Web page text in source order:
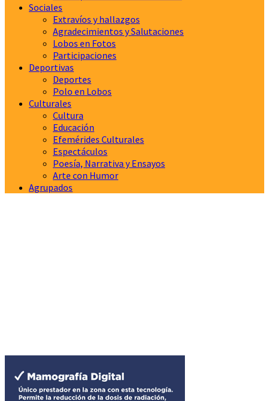
Sociales
Extravíos y hallazgos
Agradecimientos y Salutaciones
Lobos en Fotos
Participaciones
Deportivas
Deportes
Polo en Lobos
Culturales
Cultura
Educación
Efemérides Culturales
Espectáculos
Poesía, Narrativa y Ensayos
Arte con Humor
Agrupados